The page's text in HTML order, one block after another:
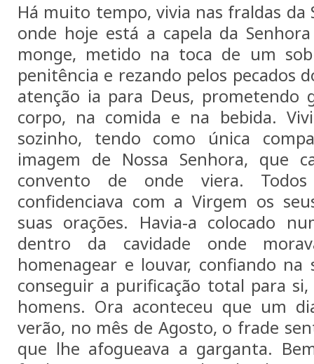
Há muito tempo, vivia nas fraldas da
onde hoje está a capela da
monge, metido na toca de um
penitência e rezando pelos pecados
atenção ia para Deus, prometendo
corpo, na comida e na bebida.
sozinho, tendo como única
imagem de Nossa Senhora, que
convento de onde viera.
confidenciava com a Virgem os
suas orações. Havia-a colocado
dentro da cavidade onde
homenagear e louvar, confiando na
conseguir a purificação total para si,
homens. Ora aconteceu que um
verão, no mês de Agosto, o frade
que lhe afogueava a garganta.